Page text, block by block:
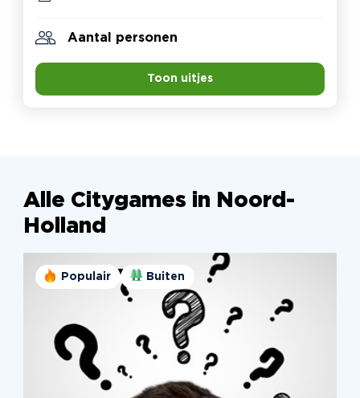
Toon uitjes
Alle Citygames in Noord-
Holland
Populair Buiten